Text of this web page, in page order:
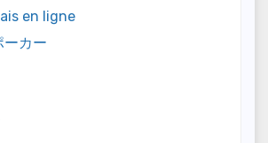
en ligne
ーカー